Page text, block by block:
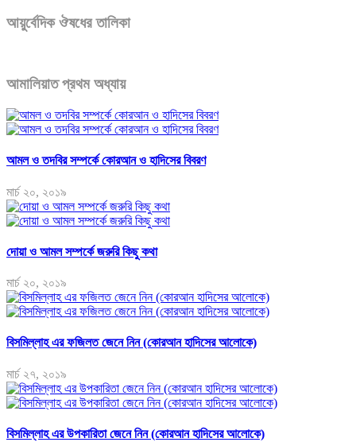
আয়ুর্বেদিক ঔষধের তালিকা
আমালিয়াত প্রথম অধ্যায়
আমল ও তদবির সম্পর্কে কোরআন ও হাদিসের বিবরণ
মার্চ ২০, ২০১৯
দোয়া ও আমল সম্পর্কে জরুরি কিছু কথা
মার্চ ২০, ২০১৯
বিসমিল্লাহ এর ফজিলত জেনে নিন (কোরআন হাদিসের আলোকে)
মার্চ ২৭, ২০১৯
বিসমিল্লাহ এর উপকারিতা জেনে নিন (কোরআন হাদিসের আলোকে)